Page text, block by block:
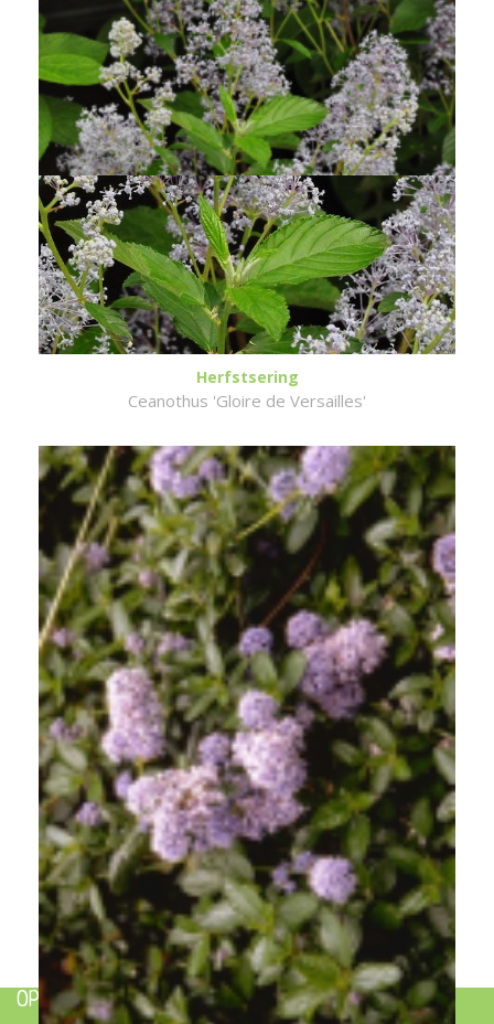
Herfstsering
Ceanothus 'Gloire de Versailles'
Kruipende herfstsering
Ceanothus thyrsiflorus var. repens
OPENINGSTIJDEN